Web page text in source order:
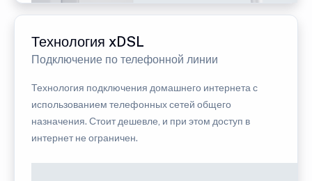
Технология xDSL
Подключение по телефонной линии
Технология подключения домашнего интернета с
использованием телефонных сетей общего
назначения. Стоит дешевле, и при этом доступ в
интернет не ограничен.